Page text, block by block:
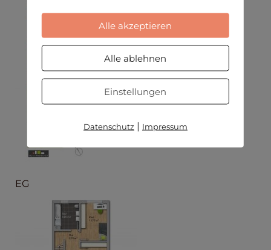
EG
Alle akzeptieren
Alle ablehnen
Einstellungen
Datenschutz | Impressum